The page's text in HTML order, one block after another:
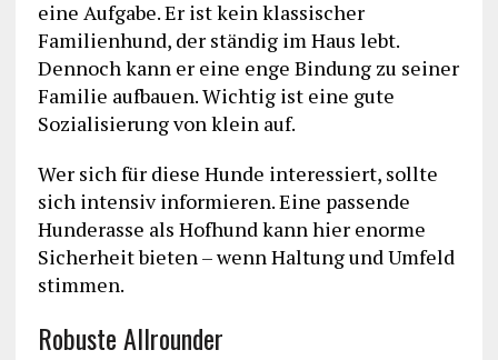
eine Aufgabe. Er ist kein klassischer
Familienhund, der ständig im Haus lebt.
Dennoch kann er eine enge Bindung zu seiner
Familie aufbauen. Wichtig ist eine gute
Sozialisierung von klein auf.
Wer sich für diese Hunde interessiert, sollte
sich intensiv informieren. Eine passende
Hunderasse als Hofhund kann hier enorme
Sicherheit bieten – wenn Haltung und Umfeld
stimmen.
Robuste Allrounder